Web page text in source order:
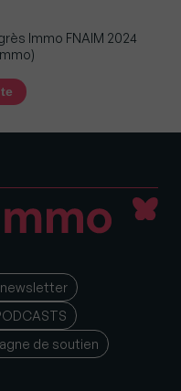
Immo FNAIM 2024
newsletter
de soutien